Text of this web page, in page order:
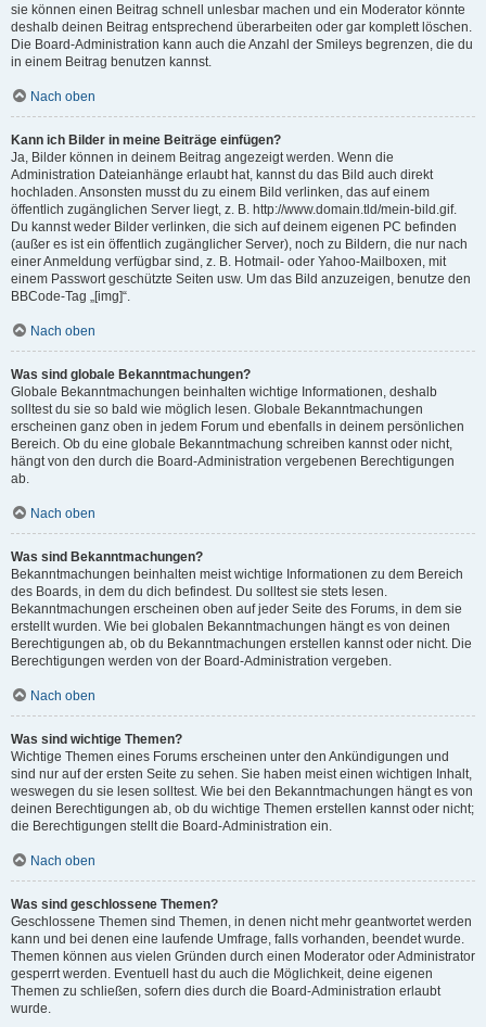
sie können einen Beitrag schnell unlesbar machen und ein Moderator könnte
deshalb deinen Beitrag entsprechend überarbeiten oder gar komplett löschen.
Die Board-Administration kann auch die Anzahl der Smileys begrenzen, die du
in einem Beitrag benutzen kannst.
Nach oben
Kann ich Bilder in meine Beiträge einfügen?
Ja, Bilder können in deinem Beitrag angezeigt werden. Wenn die
Administration Dateianhänge erlaubt hat, kannst du das Bild auch direkt
hochladen. Ansonsten musst du zu einem Bild verlinken, das auf einem
öffentlich zugänglichen Server liegt, z. B. http://www.domain.tld/mein-bild.gif.
Du kannst weder Bilder verlinken, die sich auf deinem eigenen PC befinden
(außer es ist ein öffentlich zugänglicher Server), noch zu Bildern, die nur nach
einer Anmeldung verfügbar sind, z. B. Hotmail- oder Yahoo-Mailboxen, mit
einem Passwort geschützte Seiten usw. Um das Bild anzuzeigen, benutze den
BBCode-Tag „[img]“.
Nach oben
Was sind globale Bekanntmachungen?
Globale Bekanntmachungen beinhalten wichtige Informationen, deshalb
solltest du sie so bald wie möglich lesen. Globale Bekanntmachungen
erscheinen ganz oben in jedem Forum und ebenfalls in deinem persönlichen
Bereich. Ob du eine globale Bekanntmachung schreiben kannst oder nicht,
hängt von den durch die Board-Administration vergebenen Berechtigungen
ab.
Nach oben
Was sind Bekanntmachungen?
Bekanntmachungen beinhalten meist wichtige Informationen zu dem Bereich
des Boards, in dem du dich befindest. Du solltest sie stets lesen.
Bekanntmachungen erscheinen oben auf jeder Seite des Forums, in dem sie
erstellt wurden. Wie bei globalen Bekanntmachungen hängt es von deinen
Berechtigungen ab, ob du Bekanntmachungen erstellen kannst oder nicht. Die
Berechtigungen werden von der Board-Administration vergeben.
Nach oben
Was sind wichtige Themen?
Wichtige Themen eines Forums erscheinen unter den Ankündigungen und
sind nur auf der ersten Seite zu sehen. Sie haben meist einen wichtigen Inhalt,
weswegen du sie lesen solltest. Wie bei den Bekanntmachungen hängt es von
deinen Berechtigungen ab, ob du wichtige Themen erstellen kannst oder nicht;
die Berechtigungen stellt die Board-Administration ein.
Nach oben
Was sind geschlossene Themen?
Geschlossene Themen sind Themen, in denen nicht mehr geantwortet werden
kann und bei denen eine laufende Umfrage, falls vorhanden, beendet wurde.
Themen können aus vielen Gründen durch einen Moderator oder Administrator
gesperrt werden. Eventuell hast du auch die Möglichkeit, deine eigenen
Themen zu schließen, sofern dies durch die Board-Administration erlaubt
wurde.